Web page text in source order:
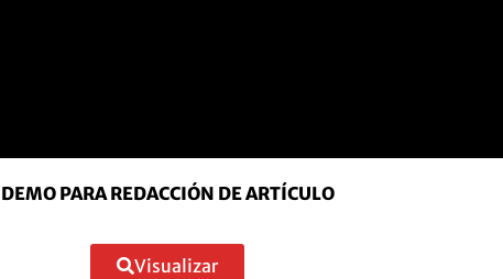
DEMO PARA REDACCIÓN DE ARTÍCULO
Visualizar